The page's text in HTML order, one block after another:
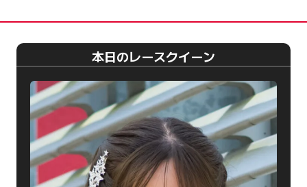
本日のレースクイーン